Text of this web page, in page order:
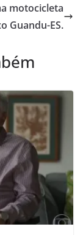
motocicleta
Guandu-ES.